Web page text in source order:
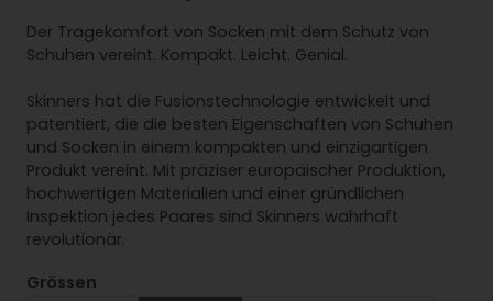
Der Tragekomfort von Socken mit dem Schutz von
Schuhen vereint. Kompakt. Leicht. Genial.
Skinners hat die Fusionstechnologie entwickelt und
patentiert, die die besten Eigenschaften von Schuhen
und Socken in einem kompakten und einzigartigen
Produkt vereint. Mit präziser europäischer Produktion,
hochwertigen Materialien und einer gründlichen
Inspektion jedes Paares sind Skinners wahrhaft
revolutionär.
Grössen